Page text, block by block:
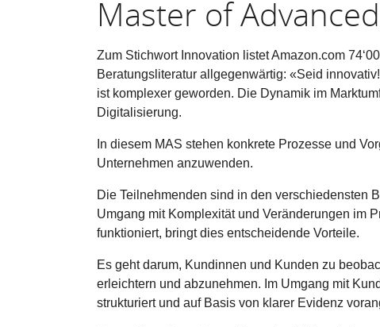
Master of
Zum Stichwort Innovation listet Amazon.com
Beratungsliteratur allgegenwärtig: «Seid
ist komplexer geworden. Die Dynamik im
Digitalisierung.
In diesem MAS stehen konkrete Prozesse und
Unternehmen anzuwenden.
Die Teilnehmenden sind in den verschiedensten
Umgang mit Komplexität und Veränderungen im
funktioniert, bringt dies entscheidende Vorteile.
Es geht darum, Kundinnen und Kunden zu
erleichtern und abzunehmen. Im Umgang mit
strukturiert und auf Basis von klarer Evidenz